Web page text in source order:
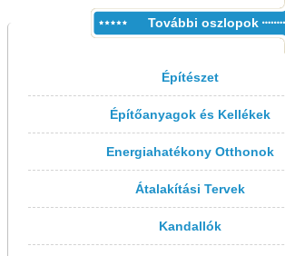
További oszlopok
Építészet
Építőanyagok és Kellékek
Energiahatékony Otthonok
Átalakítási Tervek
Kandallók